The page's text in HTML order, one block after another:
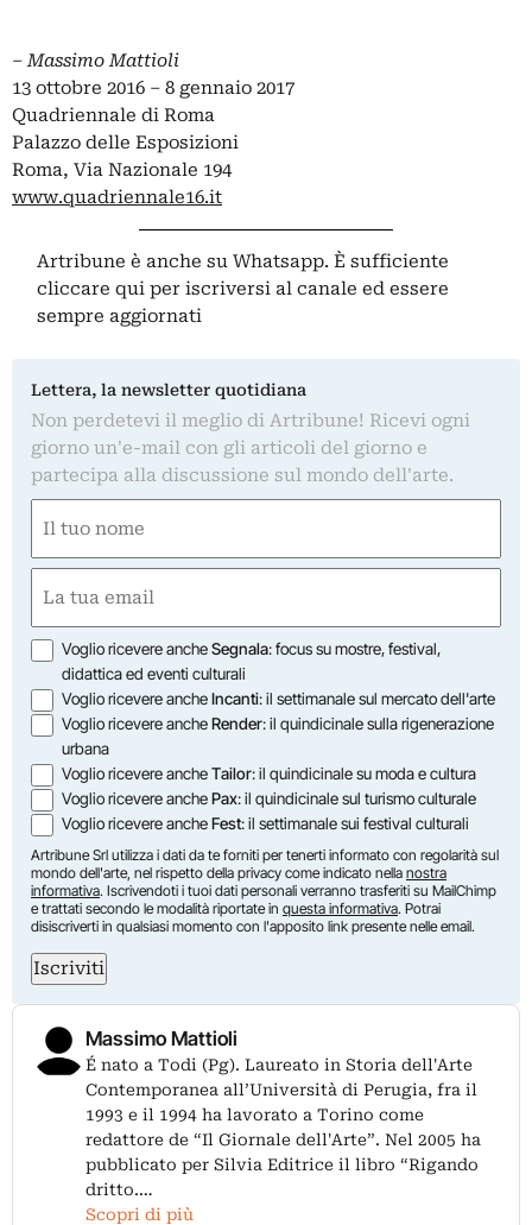
–Massimo Mattioli
13 ottobre 2016 – 8 gennaio 2017
Quadriennale di Roma
Palazzo delle Esposizioni
Roma, Via Nazionale 194
www.quadriennale16.it
Artribune è anche su Whatsapp. È sufficiente
cliccare qui per iscriversi al canale ed essere
sempre aggiornati
Lettera, la newsletter quotidiana
Non perdetevi il meglio di Artribune! Ricevi ogni
giorno un'e-mail con gli articoli del giorno e
partecipa alla discussione sul mondo dell'arte.
(Required)
First
(Required)
Opzioni
Voglio ricevere ancheSegnala: focus su mostre, festival,
didattica ed eventi culturali
Voglio ricevere ancheIncanti: il settimanale sul mercato dell'arte
Voglio ricevere ancheRender: il quindicinale sulla rigenerazione
urbana
Voglio ricevere ancheTailor: il quindicinale su moda e cultura
Voglio ricevere anchePax: il quindicinale sul turismo culturale
Voglio ricevere ancheFest: il settimanale sui festival culturali
Artribune Srl utilizza i dati da te forniti per tenerti informato con regolarità sul
mondo dell'arte, nel rispetto della privacy come indicato nella nostra
informativa. Iscrivendoti i tuoi dati personali verranno trasferiti su MailChimp
e trattati secondo le modalità riportate in questa informativa. Potrai
disiscriverti in qualsiasi momento con l'apposito link presente nelle email.
Iscriviti
Massimo Mattioli
É nato a Todi (Pg). Laureato in Storia dell'Arte
Contemporanea all’Università di Perugia, fra il
1993 e il 1994 ha lavorato a Torino come
redattore de “Il Giornale dell'Arte”. Nel 2005 ha
pubblicato per Silvia Editrice il libro “Rigando
dritto.…
Scopri di più